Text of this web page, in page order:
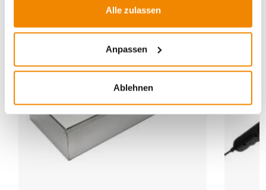
Alle zulassen
Anpassen
Ablehnen
-1%